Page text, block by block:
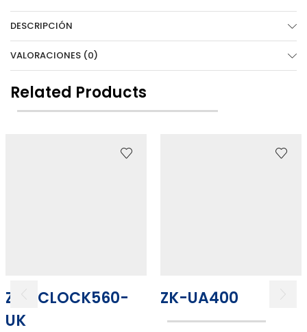
DESCRIPCIÓN
VALORACIONES (0)
Related Products
ZK-ICLOCK560-
UK
ZK-UA400